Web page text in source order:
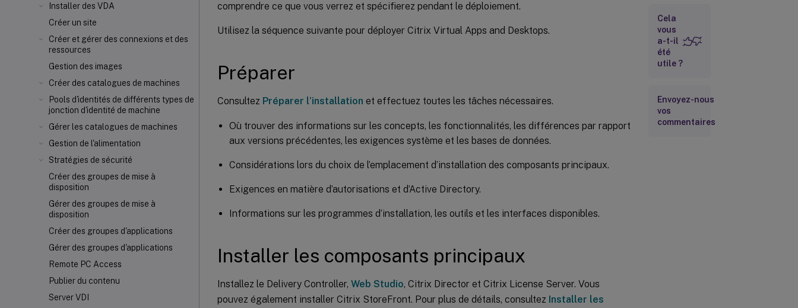
Installer des VDA
Créer un site
Créer et gérer des connexions et des
ressources
Gestion des images
Créer des catalogues de machines
Pools d'identités de différents types de
jonction d'identité de machine
Gérer les catalogues de machines
Gestion de l'alimentation
Stratégies de sécurité
Créer des groupes de mise à
disposition
Gérer des groupes de mise à
disposition
Créer des groupes d'applications
Gérer des groupes d'applications
Remote PC Access
Publier du contenu
Server VDI
comprendre ce que vous verrez et spécifierez pendant le déploiement.
Utilisez la séquence suivante pour déployer Citrix Virtual Apps and Desktops.
Préparer
Consultez Préparer l’installation et effectuez toutes les tâches nécessaires.
Où trouver des informations sur les concepts, les fonctionnalités, les différences par rapport
aux versions précédentes, les exigences système et les bases de données.
Considérations lors du choix de l’emplacement d’installation des composants principaux.
Exigences en matière d’autorisations et d’Active Directory.
Informations sur les programmes d’installation, les outils et les interfaces disponibles.
Installer les composants principaux
Installez le Delivery Controller, Web Studio, Citrix Director et Citrix License Server. Vous
pouvez également installer Citrix StoreFront. Pour plus de détails, consultez Installer les
Installer un
ou
plusieurs
Virtual
Delivery
Installer les
composants
facultatifs
Cela
vous
a-t-il
été
utile ?
Envoyez-nous
vos
commentaires